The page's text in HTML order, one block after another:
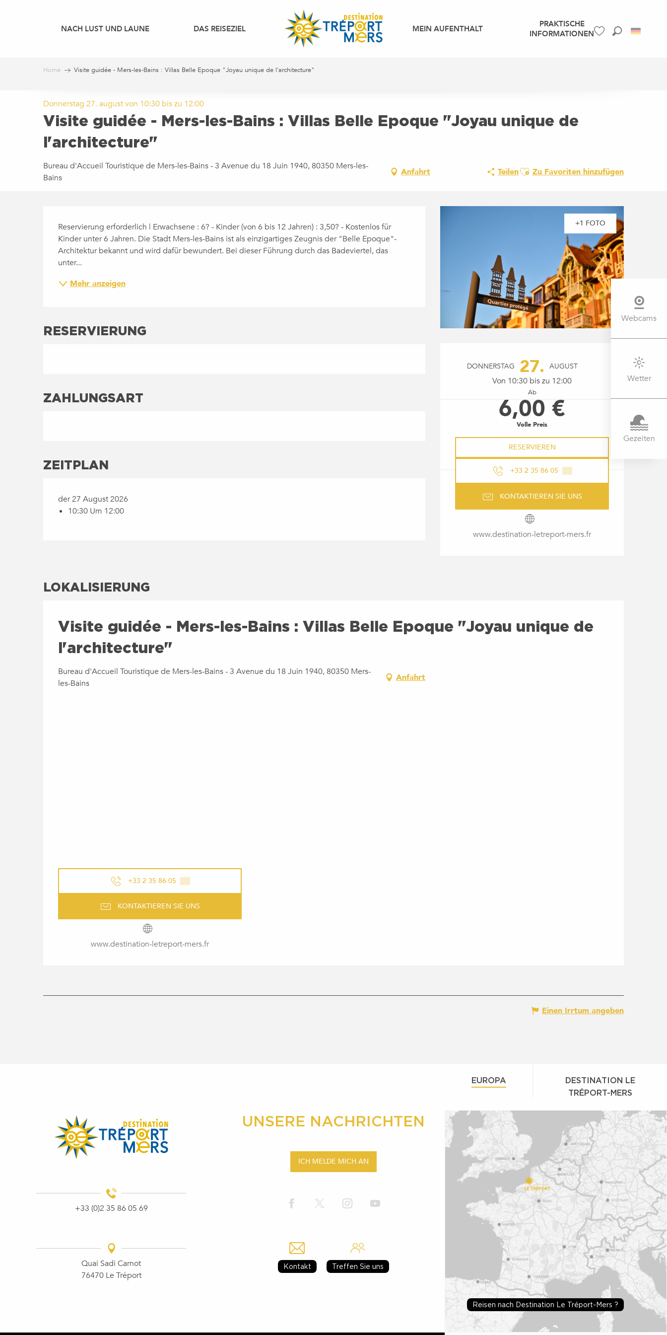
NACH LUST UND LAUNE DAS REISEZIEL MEIN AUFENTHALT
PRAKTISCHE
INFORMATIONEN
Webcams
Wetter
Gezeiten
Home Visite guidée - Mers-les-Bains : Villas Belle Epoque "Joyau unique de l'architecture"
Donnerstag 27. august von 10:30 bis zu 12:00
Visite guidée - Mers-les-Bains : Villas Belle Epoque "Joyau unique de
l'architecture"
Bureau d'Accueil Touristique de Mers-les-Bains - 3 Avenue du 18 Juin 1940, 80350 Mers-les-
Bains
Anfahrt TeilenAjouter aux favoris
Zu Favoriten hinzufügen
+1 FOTO
ÖFFNUNGSZEITEN &
DONNERSTAG 27. AUGUST
Von 10:30 bis zu 12:00
Ab
6,00 €
Volle Preis
RESERVIEREN
+33 2 35 86 05 ▒▒
KONTAKTIEREN SIE UNS
www.destination-letreport-mers.fr
Reservierung erforderlich | Erwachsene : 6? - Kinder (von 6 bis 12 Jahren) : 3,50? - Kostenlos für
Kinder unter 6 Jahren. Die Stadt Mers-les-Bains ist als einzigartiges Zeugnis der "Belle Epoque"-
Architektur bekannt und wird dafür bewundert. Bei dieser Führung durch das Badeviertel, das
unter...
Mehr anzeigen
RESERVIERUNG
ZAHLUNGSART
ZEITPLAN
der 27 August 2026
10:30 Um 12:00
LOKALISIERUNG
Visite guidée - Mers-les-Bains : Villas Belle Epoque "Joyau unique de
l'architecture"
Bureau d'Accueil Touristique de Mers-les-Bains - 3 Avenue du 18 Juin 1940, 80350 Mers-
les-Bains
Anfahrt
+33 2 35 86 05 ▒▒
KONTAKTIEREN SIE UNS
www.destination-letreport-mers.fr
Einen Irrtum angeben
+33 (0)2 35 86 05 69
Quai Sadi Carnot
76470 Le Tréport
UNSERE NACHRICHTEN
ICH MELDE MICH AN
Kontakt Treffen Sie uns
EUROPA
DESTINATION LE
TRÉPORT-MERS
Reisen nach Destination Le Tréport-Mers ?